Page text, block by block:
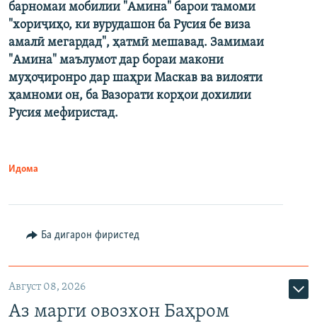
барномаи мобилии "Амина" барои тамоми
"хориҷиҳо, ки вурудашон ба Русия бе виза
амалӣ мегардад", ҳатмӣ мешавад. Замимаи
"Амина" маълумот дар бораи макони
муҳоҷиронро дар шаҳри Маскав ва вилояти
ҳамноми он, ба Вазорати корҳои дохилии
Русия мефиристад.
Идома
Ба дигарон фиристед
Август 08, 2026
Аз марги овозхон Баҳром